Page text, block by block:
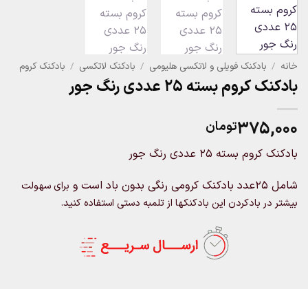
خانه / بادکنک فویلی و لاتکسی هلیومی / بادکنک لاتکسی / بادکنک کروم
بادکنک کروم بسته 25 عددی رنگ جور
۳۷۵,۰۰۰تومان
بادکنک کروم بسته 25 عددی رنگ جور
شامل 25عدد بادکنک کرومی رنگی بدون باد است و
برای سهولت
بیشتر در بادکردن این بادکنکها از تلمبه دستی استفاده کنید.